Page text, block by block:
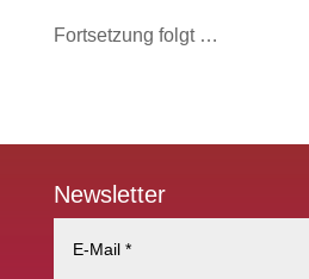
Fortsetzung folgt …
Newsletter